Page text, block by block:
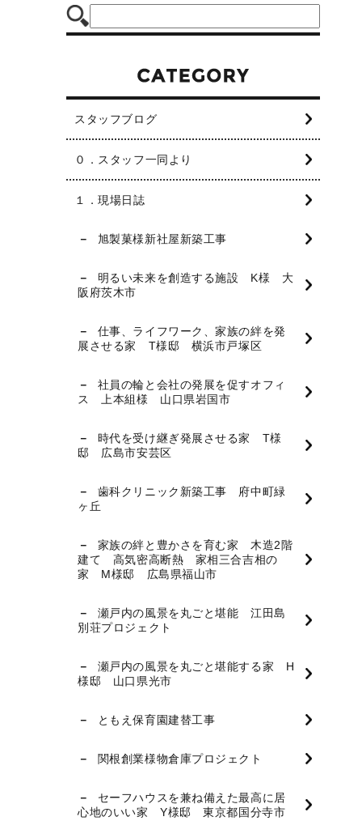
スタッフブログ
０．スタッフ一同より
１．現場日誌
旭製菓様新社屋新築工事
明るい未来を創造する施設 K様 大
阪府茨木市
仕事、ライフワーク、家族の絆を発
展させる家 T様邸 横浜市戸塚区
社員の輪と会社の発展を促すオフィ
ス 上本組様 山口県岩国市
時代を受け継ぎ発展させる家 T様
邸 広島市安芸区
歯科クリニック新築工事 府中町緑
ヶ丘
家族の絆と豊かさを育む家 木造2階
建て 高気密高断熱 家相三合吉相の
家 M様邸 広島県福山市
瀬戸内の風景を丸ごと堪能 江田島
別荘プロジェクト
瀬戸内の風景を丸ごと堪能する家 H
様邸 山口県光市
ともえ保育園建替工事
関根創業様物倉庫プロジェクト
セーフハウスを兼ね備えた最高に居
心地のいい家 Y様邸 東京都国分寺市